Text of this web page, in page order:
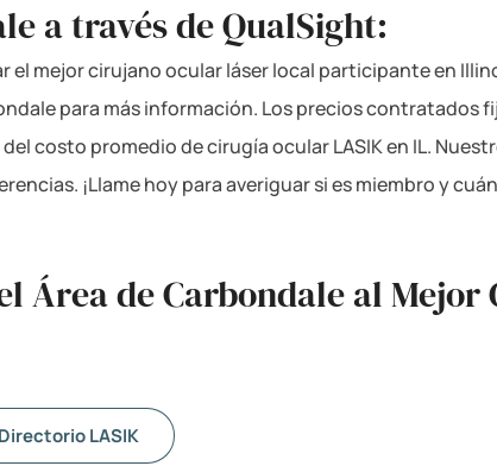
a través de QualSight:
mejor cirujano ocular láser local participante en
para más información. Los precios contratados
costo promedio de cirugía ocular LASIK en IL.
¡Llame hoy para averiguar si es miembro y
Área de Carbondale al Mejor
LASIK